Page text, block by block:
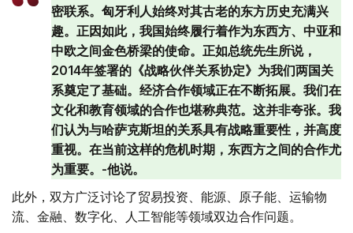
密联系。匈牙利人始终对其古老的东方历史充满兴
趣。正因如此，我国始终履行着作为东西方、中亚和
中欧之间金色桥梁的使命。正如总统先生所说，
2014年签署的《战略伙伴关系协定》为我们两国关
系奠定了基础。经济合作领域正在不断拓展。我们在
文化和教育领域的合作也堪称典范。这并非夸张。我
们认为与哈萨克斯坦的关系具有战略重要性，并高度
重视。在当前这样的危机时期，东西方之间的合作尤
为重要。-他说。
此外，双方广泛讨论了贸易投资、能源、原子能、运输物
流、金融、数字化、人工智能等领域双边合作问题。